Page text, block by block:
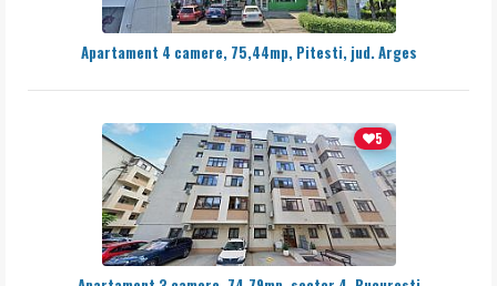
Apartament 4 camere, 75,44mp, Pitesti, jud. Arges
5